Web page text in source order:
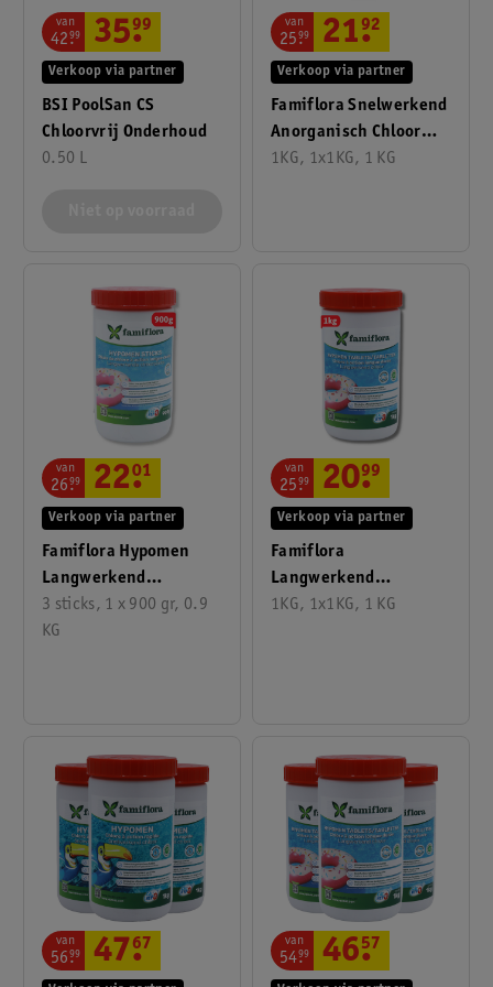
BSI PoolSan CS
Chloorvrij Onderhoud
0.50 L
Verkoop via partner
van
42.
99 35.
99
Famiflora Snelwerkend
Anorganisch Chloor
Granulaat
1KG, 1x1KG, 1 KG
Verkoop via partner
van
25.
99 21.
92
Famiflora Hypomen
Langwerkend
Anorganische
Chloorsticks
3 sticks, 1 x 900 gr, 0.9
KG
Verkoop via partner
van
26.
99 22.
01
Famiflora
Langwerkend
Anorganisch Chloor
1KG, 1x1KG, 1 KG
Verkoop via partner
van
25.
99 20.
99
van
56.
99 47.
67 van
54.
99 46.
57